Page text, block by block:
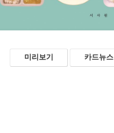
미리보기 카드뉴스